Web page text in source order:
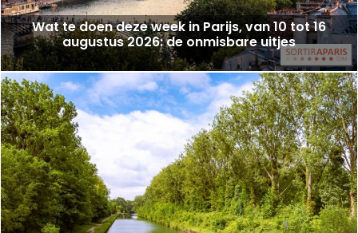
Wat te doen deze week in Parijs, van 10 tot 16
augustus 2026: de onmisbare uitjes